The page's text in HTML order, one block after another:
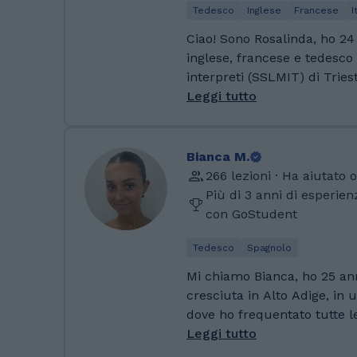
la possibilità di divertirsi
diverse lingue, al giorno
fondamentale, oltre che
questo motivo mi
trasmettere questa
giovani di me che hanno
nell’apprendimento o, più
Tedesco Inglese Francese
Ciao! Sono Rosalinda, ho
inglese, francese e
interpreti (SSLMIT) di
Padova. Parlo
pittura! Ho avuto anche esperienza
nell'insegnamento di
lezioni possono essere
francese) e nel
nell'elaborazione di temi
allo specifico indirizzo
piattaforma ho avuto
con studenti e studentesse
percorsi scolastici diversi
lavoratori o giovani che
Leggi tutto
Bianca M.
266 lezioni · Ha aiutato
Più di 3 anni di
con GoStudent
Tedesco Spagnolo
Mi chiamo Bianca, ho 25
cresciuta in Alto Adige, in
dove ho frequentato tutte
tedesca, per poi proseguire
Leggi tutto